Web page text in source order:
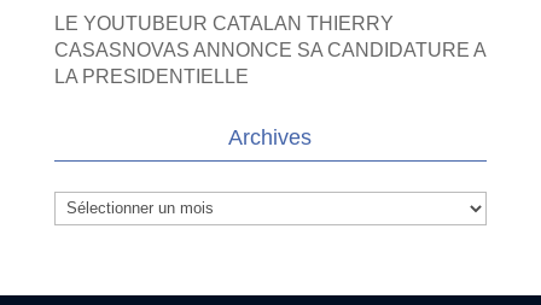
LE YOUTUBEUR CATALAN THIERRY
CASASNOVAS ANNONCE SA CANDIDATURE A
LA PRESIDENTIELLE
Archives
Archives